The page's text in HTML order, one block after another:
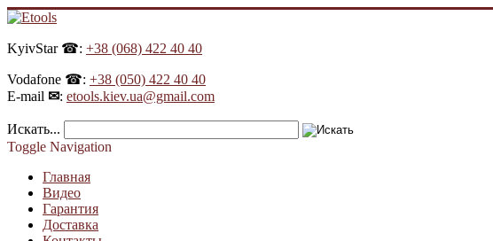
KyivStar ☎: +38 (068) 422 40 40
Vodafone ☎: +38 (050) 422 40 40
E-mail ✉: etools.kiev.ua@gmail.com
Искать...
Toggle Navigation
Главная
Видео
Гарантия
Доставка